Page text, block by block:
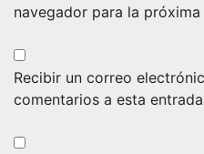
navegador para la
Recibir un correo
comentarios a esta